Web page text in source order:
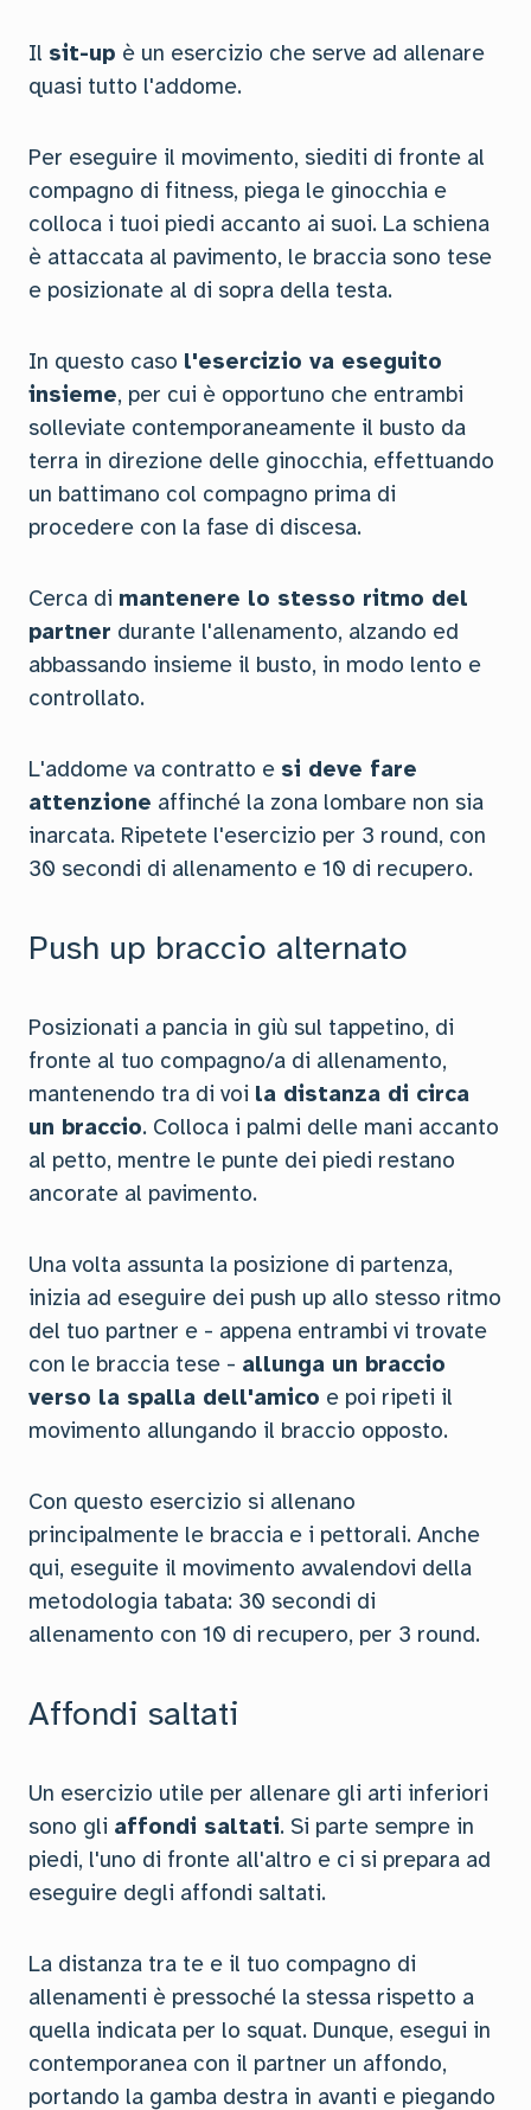
Il sit-up è un esercizio che serve ad allenare
quasi tutto l'addome.
Per eseguire il movimento, siediti di fronte al
compagno di fitness, piega le ginocchia e
colloca i tuoi piedi accanto ai suoi. La schiena
è attaccata al pavimento, le braccia sono tese
e posizionate al di sopra della testa.
In questo caso l'esercizio va eseguito
insieme, per cui è opportuno che entrambi
solleviate contemporaneamente il busto da
terra in direzione delle ginocchia, effettuando
un battimano col compagno prima di
procedere con la fase di discesa.
Cerca di mantenere lo stesso ritmo del
partner durante l'allenamento, alzando ed
abbassando insieme il busto, in modo lento e
controllato.
L'addome va contratto e si deve fare
attenzione affinché la zona lombare non sia
inarcata. Ripetete l'esercizio per 3 round, con
30 secondi di allenamento e 10 di recupero.
Push up braccio alternato
Posizionati a pancia in giù sul tappetino, di
fronte al tuo compagno/a di allenamento,
mantenendo tra di voi la distanza di circa
un braccio. Colloca i palmi delle mani accanto
al petto, mentre le punte dei piedi restano
ancorate al pavimento.
Una volta assunta la posizione di partenza,
inizia ad eseguire dei push up allo stesso ritmo
del tuo partner e - appena entrambi vi trovate
con le braccia tese - allunga un braccio
verso la spalla dell'amico e poi ripeti il
movimento allungando il braccio opposto.
Con questo esercizio si allenano
principalmente le braccia e i pettorali. Anche
qui, eseguite il movimento avvalendovi della
metodologia tabata: 30 secondi di
allenamento con 10 di recupero, per 3 round.
Affondi saltati
Un esercizio utile per allenare gli arti inferiori
sono gli affondi saltati. Si parte sempre in
piedi, l'uno di fronte all'altro e ci si prepara ad
eseguire degli affondi saltati.
La distanza tra te e il tuo compagno di
allenamenti è pressoché la stessa rispetto a
quella indicata per lo squat. Dunque, esegui in
contemporanea con il partner un affondo,
portando la gamba destra in avanti e piegando